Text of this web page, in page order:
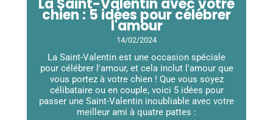
La Saint-Valentin avec votre
chien : 5 idées pour célébrer
l'amour
14/02/2024
La Saint-Valentin est une occasion spéciale
pour célébrer l'amour, et cela inclut l'amour que
vous portez à votre chien ! Que vous soyez
célibataire ou en couple, voici 5 idées pour
passer une Saint-Valentin inoubliable avec votre
meilleur ami à quatre pattes :